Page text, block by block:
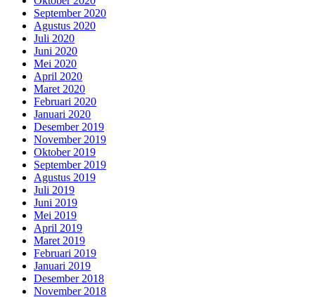
September 2020
Agustus 2020
Juli 2020
Juni 2020
Mei 2020
April 2020
Maret 2020
Februari 2020
Januari 2020
Desember 2019
November 2019
Oktober 2019
September 2019
Agustus 2019
Juli 2019
Juni 2019
Mei 2019
April 2019
Maret 2019
Februari 2019
Januari 2019
Desember 2018
November 2018